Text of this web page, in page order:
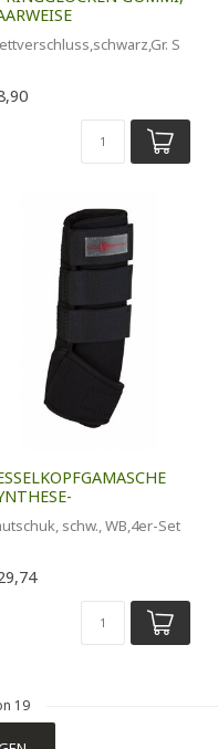
S
schw., WB,4er-Set
19